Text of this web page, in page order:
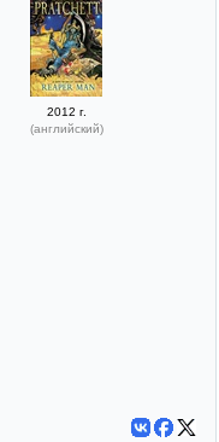
2012 г.
(английский)